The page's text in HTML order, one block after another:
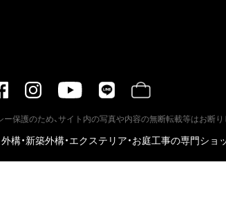
保護のため、サイト内の写真や内容の無断転載等はお断り
・新築外構・エクステリア・お庭工事の専門ショ